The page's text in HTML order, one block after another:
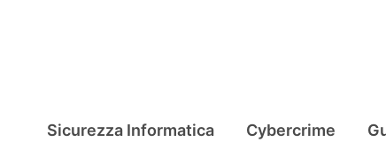
Sicurezza Informatica Cybercrime